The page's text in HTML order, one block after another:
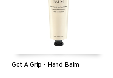
Get A Grip - Hand Balm